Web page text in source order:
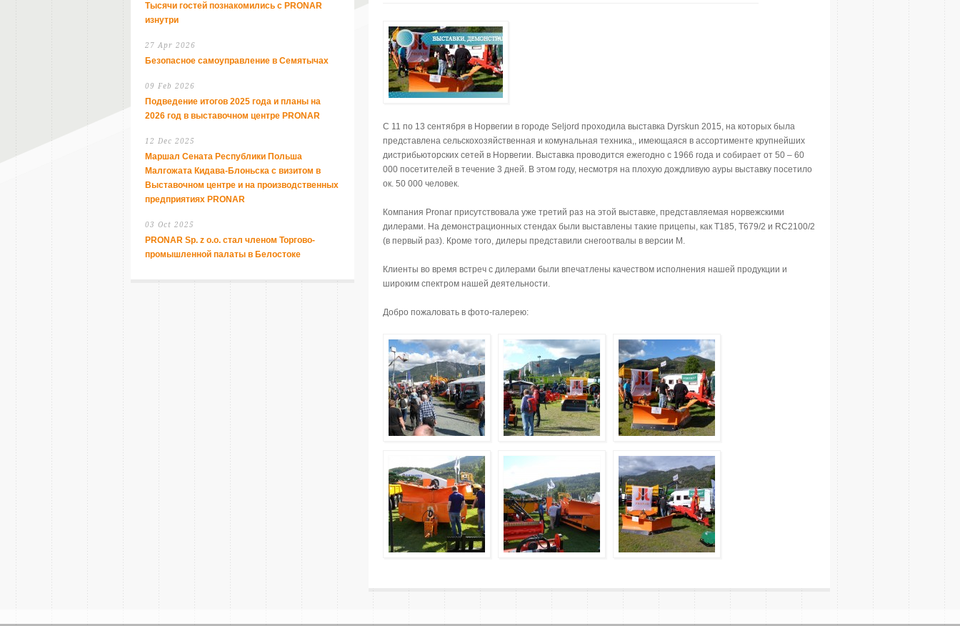
С 11 по 13 сентября в Норвегии в городе Seljord проходила выставка Dyrskun 2015, на которых была
представлена сельскохозяйственная и комунальная техника,, имеющаяся в ассортименте крупнейших
дистрибьюторских сетей в Норвегии. Выставка проводится ежегодно с 1966 года и собирает от 50 – 60
000 посетителей в течение 3 дней. В этом году, несмотря на плохую дождливую ауры выставку посетило
ок. 50 000 человек.
Компания Pronar присутствовала уже третий раз на этой выставке, представляемая норвежскими
дилерами. На демонстрационных стендах были выставлены такие прицепы, как T185, T679/2 и RC2100/2
(в первый раз). Кроме того, дилеры представили снегоотвалы в версии М.
Клиенты во время встреч с дилерами были впечатлены качеством исполнения нашей продукции и
широким спектром нашей деятельности.
Добро пожаловать в фото-галерею:
Тысячи гостей познакомились с PRONAR
изнутри
27 Apr 2026
Безопасное самоуправление в Семятычах
09 Feb 2026
Подведение итогов 2025 года и планы на
2026 год в выставочном центре PRONAR
12 Dec 2025
Маршал Сената Республики Польша
Малгожата Кидава-Блоньска с визитом в
Выставочном центре и на производственных
предприятиях PRONAR
03 Oct 2025
PRONAR Sp. z o.o. стал членом Торгово-
промышленной палаты в Белостоке